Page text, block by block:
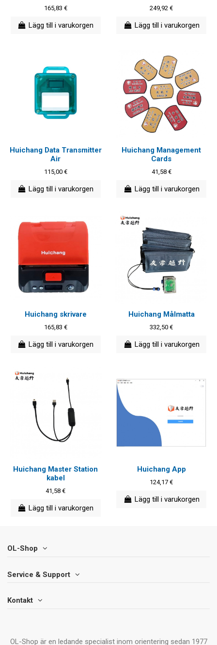
165,83 €
Lägg till i varukorgen
249,92 €
Lägg till i varukorgen
Huichang Data Transmitter
Air
115,00 €
Lägg till i varukorgen
Huichang Management
Cards
41,58 €
Lägg till i varukorgen
Huichang skrivare
165,83 €
Lägg till i varukorgen
Huichang Målmatta
332,50 €
Lägg till i varukorgen
Huichang Master Station
kabel
41,58 €
Lägg till i varukorgen
Huichang App
124,17 €
Lägg till i varukorgen
OL-Shop
Service & Support
Kontakt
OL-Shop är en ledande specialist inom orientering sedan 1977